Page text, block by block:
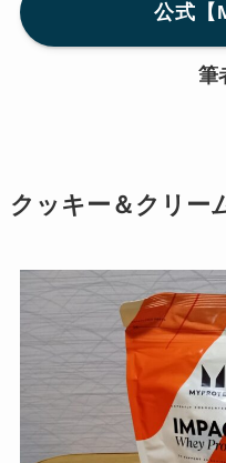
公式【
筆
クッキー＆クリー